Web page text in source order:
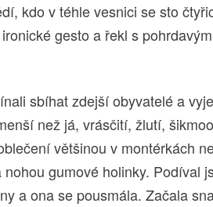
kdo v téhle vesnici se sto
gesto a řekl s
sbíhat zdejší obyvatelé a
než já, vrásčití, žlutí,
většinou v montérkách
gumové holinky. Podíval
a ona se pousmála. Začala